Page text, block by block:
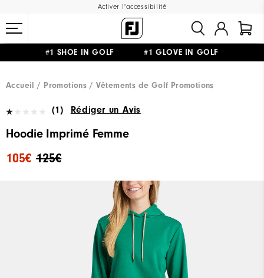
Activer l'accessibilité
#1 SHOE IN GOLF #1 GLOVE IN GOLF
Accueil
Promotions Vêtements de Golf Promotions
(1) Rédiger un Avis
Hoodie Imprimé Femme
125€
105€